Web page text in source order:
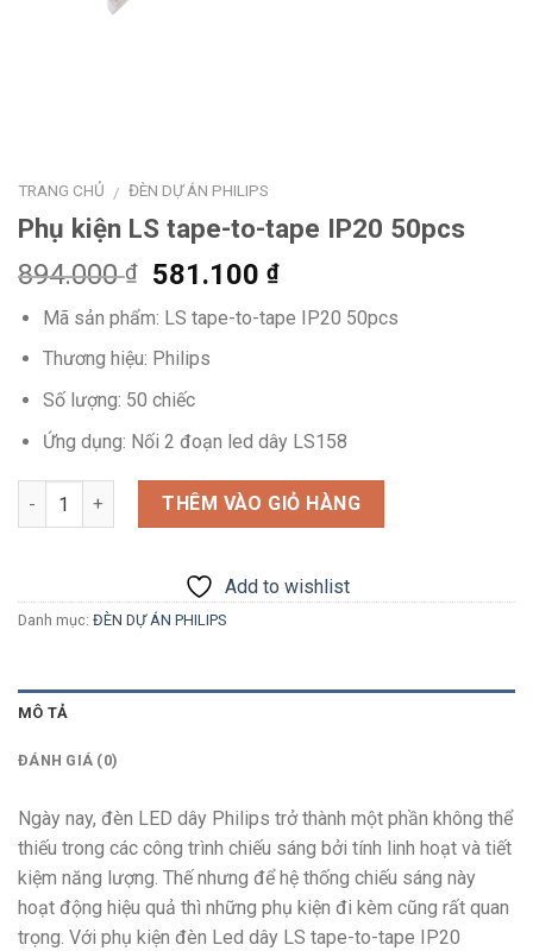
TRANG CHỦ / ĐÈN DỰ ÁN PHILIPS
Phụ kiện LS tape-to-tape IP20 50pcs
894.000₫
Giá
gốc
là:
894.000 ₫.
581.100₫Giá
hiện
tại
Mã sản phẩm: LS tape-to-tape IP20 50pcs
Thương hiệu: Philips
Số lượng: 50 chiếc
Ứng dụng: Nối 2 đoạn led dây LS158
Số lượng THÊM VÀO GIỎ HÀNG
Add to wishlist
Danh mục: ĐÈN DỰ ÁN PHILIPS
MÔ TẢ
ĐÁNH GIÁ (0)
Ngày nay, đèn LED dây Philips trở thành một phần không thể
thiếu trong các công trình chiếu sáng bởi tính linh hoạt và tiết
kiệm năng lượng. Thế nhưng để hệ thống chiếu sáng này
hoạt động hiệu quả thì những phụ kiện đi kèm cũng rất quan
trọng. Với phụ kiện đèn Led dây LS tape-to-tape IP20